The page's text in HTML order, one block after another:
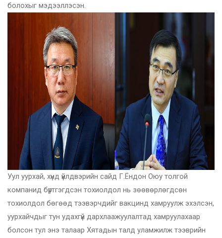
болохыг мэдээллэсэн.
Уул уурхай, хүнд үйлдвэрийн сайд Г.Ёндон Оюу толгой
компанид бүртгэгдсэн тохиолдол нь зөөвөрлөгдсөн
тохиолдол бөгөөд тээвэрчдийг вакцинд хамруулж эхэлсэн,
уурхайчдыг тун удахгүй дархлаажуулалтад хамруулахаар
болсон тул энэ талаар Хятадын талд уламжилж тээврийн